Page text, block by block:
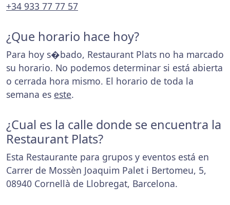
+34 933 77 77 57
¿Que horario hace hoy?
Para hoy s�bado, Restaurant Plats no ha marcado
su horario. No podemos determinar si está abierta
o cerrada hora mismo. El horario de toda la
semana es este.
¿Cual es la calle donde se encuentra la
Restaurant Plats?
Esta Restaurante para grupos y eventos está en
Carrer de Mossèn Joaquim Palet i Bertomeu, 5,
08940 Cornellà de Llobregat, Barcelona.